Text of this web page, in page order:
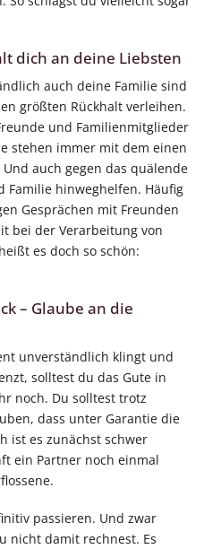
dich an deine Liebsten
auch deine Familie sind
größten Rückhalt verleihen.
und Familienmitglieder
stehen immer mit dem einen
auch gegen das quälende
Familie hinweghelfen. Häufig
Gesprächen mit Freunden
bei der Verarbeitung von
es doch so schön:
– Glaube an die
unverständlich klingt und
solltest du das Gute in
noch. Du solltest trotz
dass unter Garantie die
ist es zunächst schwer
ein Partner noch einmal
passieren. Und zwar
nicht damit rechnest. Es